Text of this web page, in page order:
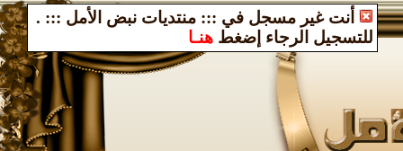
أنت غير مسجل في ::: منتديات نبض الأمل :::.
للتسجيل الرجاء إضغطهنـا